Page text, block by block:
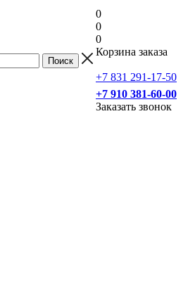
0
0
0
Корзина заказа
+7 831 291-17-50
+7 910 381-60-00
Заказать звонок